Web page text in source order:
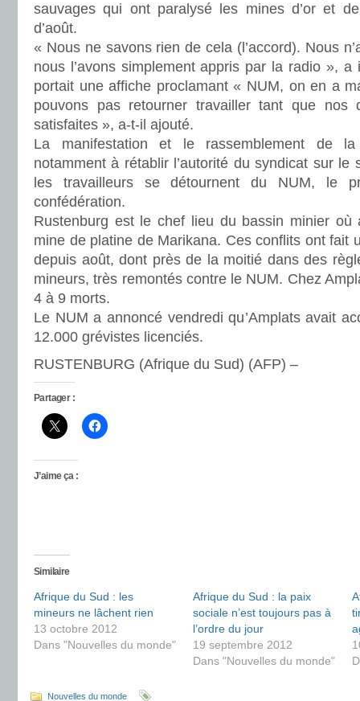
sauvages qui ont paralysé les mines d’or et
d’août.
« Nous ne savons rien de cela (l’accord). Nous
nous l’avons simplement appris par la radio », a
portait une affiche proclamant « NUM, on en a
pouvons pas retourner travailler tant que nos
satisfaites », a-t-il ajouté.
La manifestation et le rassemblement de
notamment à rétablir l’autorité du syndicat sur le
les travailleurs se détournent du NUM, le
confédération.
Rustenburg est le chef lieu du bassin minier
mine de platine de Marikana. Ces conflits ont fait
depuis août, dont près de la moitié dans des
mineurs, très remontés contre le NUM. Chez
4 à 9 morts.
Le NUM a annoncé vendredi qu’Amplats avait
12.000 grévistes licenciés.
RUSTENBURG (Afrique du Sud) (AFP) –
Partager :
J’aime ça :
Similaire
Afrique du Sud : les
mineurs ne lâchent rien
13 octobre 2012
Dans "Nouvelles du monde"
Afrique du Sud : la paix
sociale n’est toujours pas à
l’ordre du jour
19 septembre 2012
Dans "Nouvelles du monde"
Nouvelles du monde